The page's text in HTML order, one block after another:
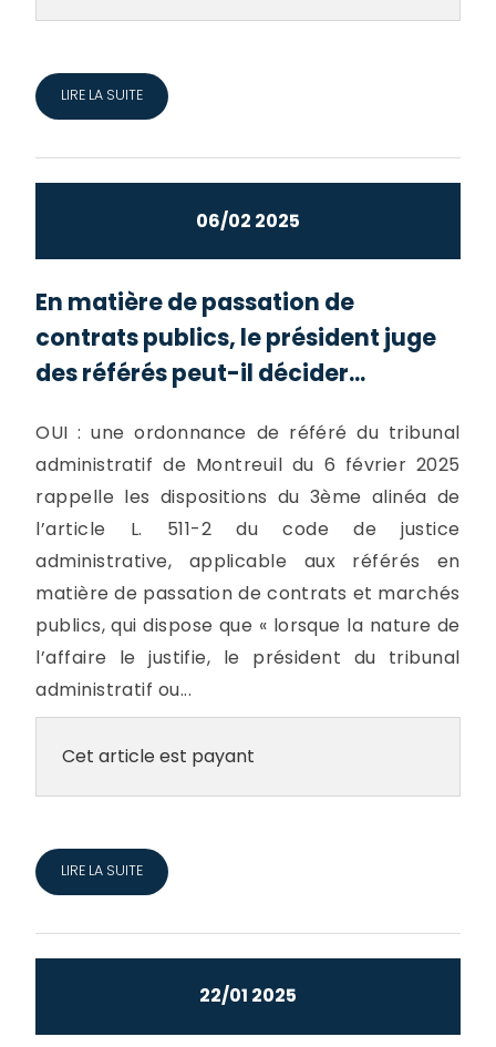
LIRE LA SUITE
06/02 2025
En matière de passation de
contrats publics, le président juge
des référés peut-il décider...
OUI : une ordonnance de référé du tribunal
administratif de Montreuil du 6 février 2025
rappelle les dispositions du 3ème alinéa de
l’article L. 511-2 du code de justice
administrative, applicable aux référés en
matière de passation de contrats et marchés
publics, qui dispose que « lorsque la nature de
l’affaire le justifie, le président du tribunal
administratif ou...
Cet article est payant
LIRE LA SUITE
22/01 2025